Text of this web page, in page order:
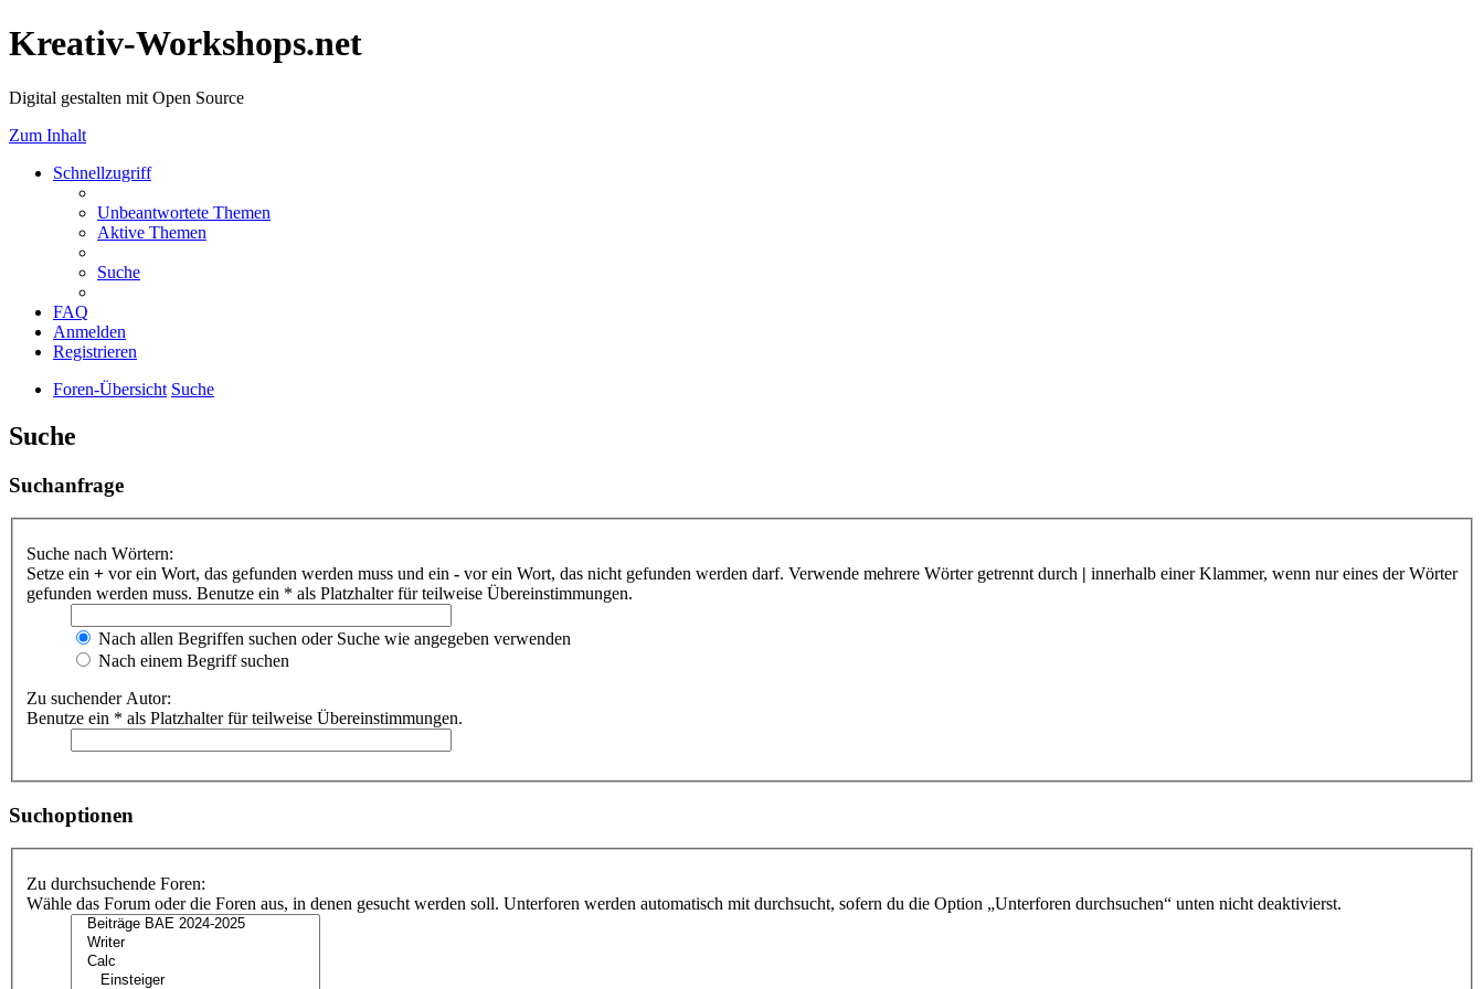
Kreativ-Workshops.net
Digital gestalten mit Open Source
Zum Inhalt
Schnellzugriff
Unbeantwortete Themen
Aktive Themen
Suche
FAQ
Anmelden
Registrieren
Foren-Übersicht Suche
Suche
Suchanfrage
Suche nach Wörtern:
Setze ein + vor ein Wort, das gefunden werden muss und ein - vor ein Wort, das nicht gefunden werden darf. Verwende mehrere Wörter getrennt durch | innerhalb einer Klammer, wenn nur eines der Wörter
gefunden werden muss. Benutze ein * als Platzhalter für teilweise Übereinstimmungen.
Nach allen Begriffen suchen oder Suche wie angegeben verwenden
Nach einem Begriff suchen
Zu suchender Autor:
Benutze ein * als Platzhalter für teilweise Übereinstimmungen.
Suchoptionen
Zu durchsuchende Foren:
Wähle das Forum oder die Foren aus, in denen gesucht werden soll. Unterforen werden automatisch mit durchsucht, sofern du die Option „Unterforen durchsuchen“ unten nicht deaktivierst.